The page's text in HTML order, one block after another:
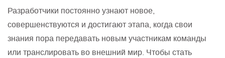
Разработчики постоянно узнают новое,
совершенствуются и достигают этапа, когда свои
знания пора передавать новым участникам команды
или транслировать во внешний мир. Чтобы стать